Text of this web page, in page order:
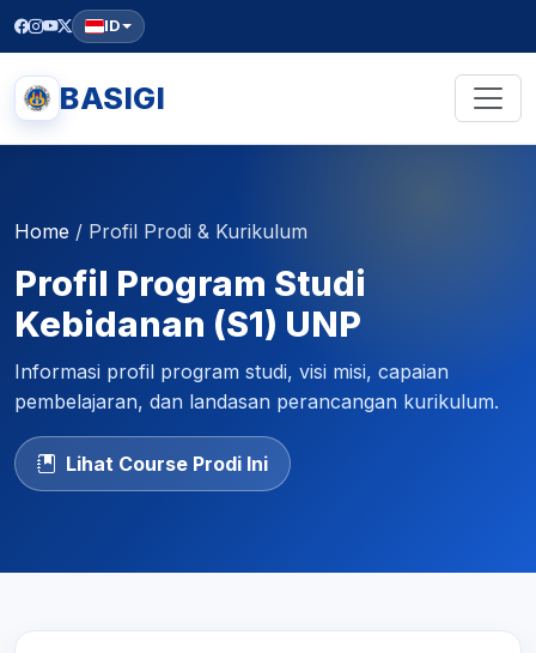
ID
BASIGI
Home / Profil Prodi & Kurikulum
Profil Program Studi
Kebidanan (S1) UNP
Informasi profil program studi, visi misi, capaian
pembelajaran, dan landasan perancangan kurikulum.
Lihat Course Prodi Ini